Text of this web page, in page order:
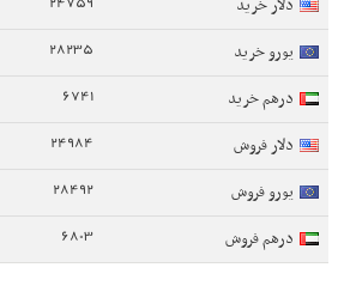
یورو خرید 28235
درهم خرید 6741
دلار فروش 24984
یورو فروش 28492
درهم فروش 6803